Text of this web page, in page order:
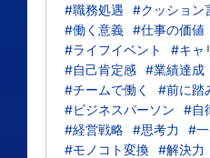
#職務処遇
#クッション
#働く意義 #仕事の価値
#ライフイベント
#キャ
#自己肯定感 #業績達成
#チームで働く
#前に踏
#ビジネスパーソン
#自
#経営戦略 #思考力
#
#モノコト変換 #解決力